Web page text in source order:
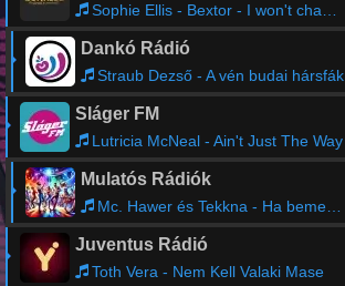
Sophie Ellis - Bextor - I won't change you (Universal) (2003)
Dankó Rádió
Straub Dezső - A vén budai hársfák
Sláger FM
Lutricia McNeal - Ain't Just The Way
Mulatós Rádiók
Mc. Hawer és Tekkna - Ha bemegyek... (MisticBalage Version)
Juventus Rádió
Toth Vera - Nem Kell Valaki Mase